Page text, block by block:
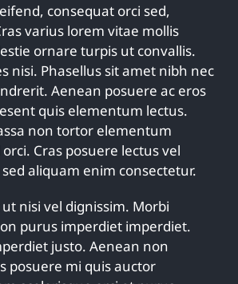
consequat orci sed,
varius lorem vitae mollis
ornare turpis ut convallis.
nisi. Phasellus sit amet nibh nec
Aenean posuere ac eros
quis elementum lectus.
non tortor elementum
Cras posuere lectus vel
aliquam enim consectetur.
nisi vel dignissim. Morbi
purus imperdiet imperdiet.
justo. Aenean non
posuere mi quis auctor